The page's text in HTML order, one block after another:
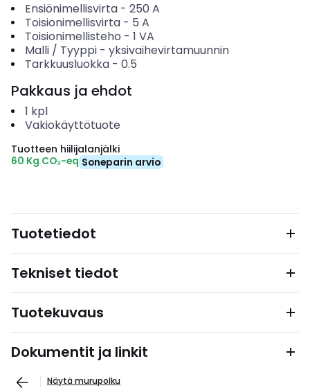
Ensiönimellisvirta- 250 A
Toisionimellisvirta- 5 A
Toisionimellisteho - 1 VA
Malli / Tyyppi- yksivaihevirtamuunnin
Tarkkuusluokka- 0.5
Pakkaus ja ehdot
1 kpl
Vakiokäyttötuote
Tuotteen hiilijalanjälki
60 Kg CO₂-eq Soneparin arvio
Tuotetiedot
Tekniset tiedot
Tuotekuvaus
Dokumentit ja linkit
Näytä murupolku